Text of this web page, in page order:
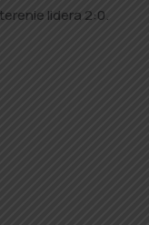
lidera 2:0.